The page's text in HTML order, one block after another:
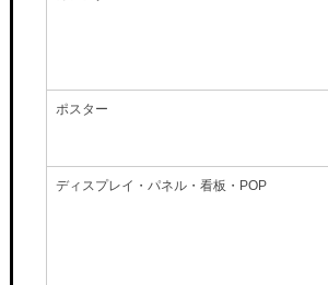
ポスター
ディスプレイ・パネル・看板・POP